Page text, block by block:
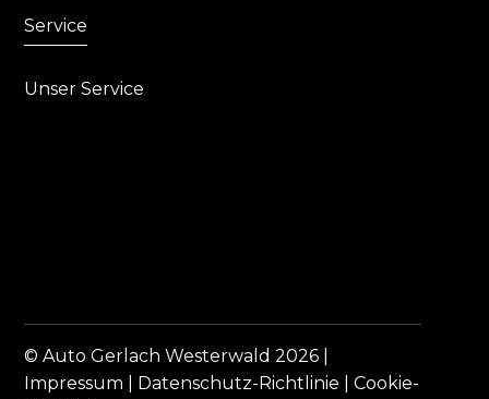
Service
Unser Service
© Auto Gerlach Westerwald 2026 |
Impressum
Datenschutz-Richtlinie |Cookie-